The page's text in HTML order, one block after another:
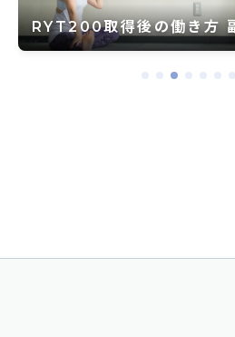
現実
RYT200カリキ
カテゴリーと学